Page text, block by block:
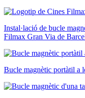
Instal·lació de bucle
Filmax Gran Via de
Bucle magnètic portàtil a